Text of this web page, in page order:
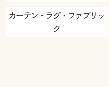
カーテン・ラグ・ファブリッ
ク